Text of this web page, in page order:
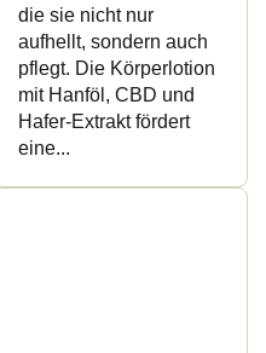
die sie nicht nur
aufhellt, sondern auch
pflegt. Die Körperlotion
mit Hanföl, CBD und
Hafer-Extrakt fördert
eine...